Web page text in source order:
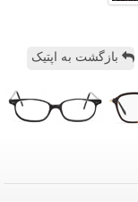
بازگشت به اپتیک